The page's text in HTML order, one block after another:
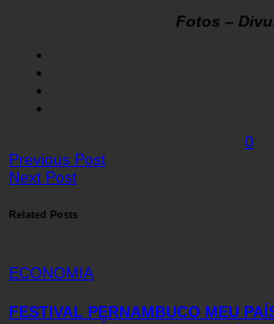
Fotos –
0
Previous Post
Next Post
Related Posts
ECONOMIA
FESTIVAL PERNAMBUCO MEU